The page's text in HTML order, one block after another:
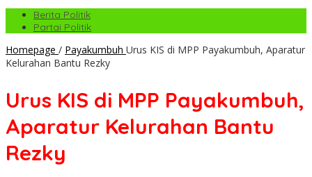
Berita Politik
Partai Politik
Homepage / Payakumbuh Urus KIS di MPP Payakumbuh, Aparatur
Kelurahan Bantu Rezky
Urus KIS di MPP Payakumbuh,
Aparatur Kelurahan Bantu
Rezky